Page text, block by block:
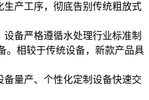
产工序，彻底告别传统粗放式
备严格遵循水处理行业标准制
。相较于传统设备，新款产品具
量产、个性化定制设备快速交